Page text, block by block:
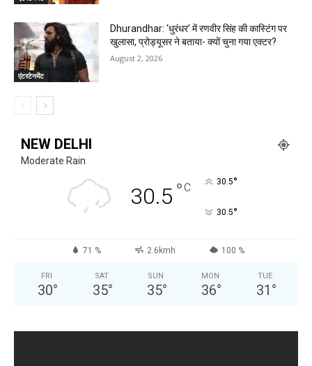
एंटरटेनमेंट
Dhurandhar: ‘धुरंधर’ में रणवीर सिंह की कास्टिंग पर
खुलासा, प्रोड्यूसर ने बताया- क्यों चुना गया एक्टर?
August 2, 2026
NEW DELHI
Moderate Rain
30.5 °C 30.5°
30.5°
71 % 2.6kmh 100 %
FRI
30°
SAT
35°
SUN
35°
MON
36°
TUE
31 °